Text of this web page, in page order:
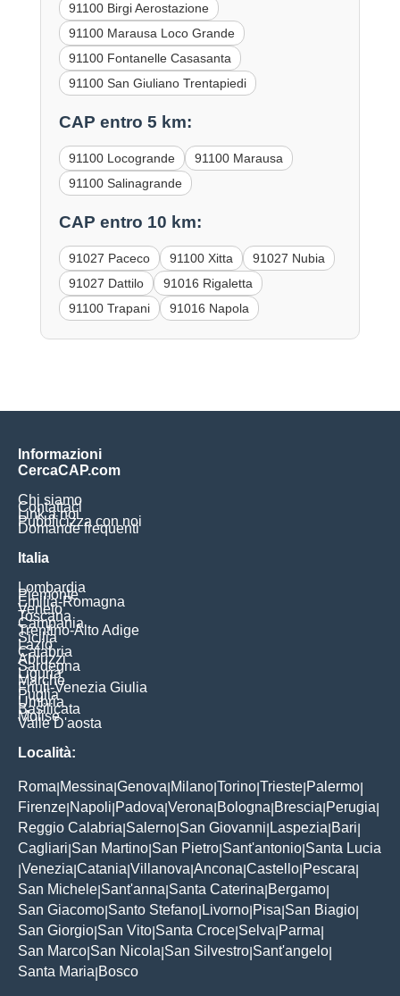
91100 Birgi Aerostazione
91100 Marausa Loco Grande
91100 Fontanelle Casasanta
91100 San Giuliano Trentapiedi
CAP entro 5 km:
91100 Locogrande
91100 Marausa
91100 Salinagrande
CAP entro 10 km:
91027 Paceco 91100 Xitta
91027 Nubia
91027 Dattilo
91016 Rigaletta
91100 Trapani
91016 Napola
Informazioni
CercaCAP.com
Chi siamo
Contattaci
Link a noi
Pubblicizza con noi
Domande frequenti
Italia
Lombardia
Piemonte
Emilia-Romagna
Veneto
Toscana
Campania
Trentino-Alto Adige
Sicilia
Lazio
Calabria
Abruzzi
Sardegna
Liguria
Marche
Friuli-Venezia Giulia
Puglia
Umbria
Basilicata
Molise
Valle D'aosta
Località:
Roma Messina Genova Milano Torino Trieste Palermo
Firenze Napoli Padova Verona Bologna Brescia Perugia
Reggio Calabria Salerno San Giovanni Laspezia Bari
Cagliari San Martino San Pietro Sant'antonio Santa Lucia
Venezia Catania Villanova Ancona Castello Pescara
San Michele Sant'anna Santa Caterina Bergamo
San Giacomo Santo Stefano Livorno Pisa San Biagio
San Giorgio San Vito Santa Croce Selva Parma
San Marco San Nicola San Silvestro Sant'angelo
Santa Maria Bosco